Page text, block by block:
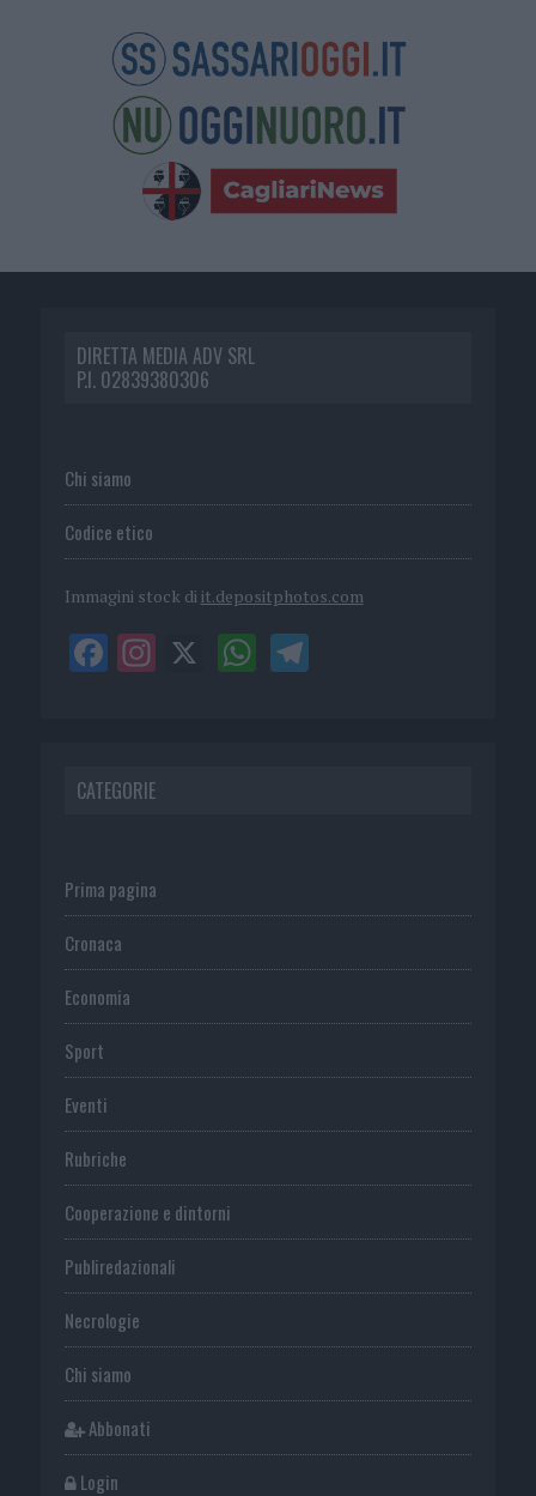
DIRETTA MEDIA ADV SRL
P.I. 02839380306
Chi siamo
Codice etico
Immagini stock di it.depositphotos.com
CATEGORIE
Prima pagina
Cronaca
Economia
Sport
Eventi
Rubriche
Cooperazione e dintorni
Publiredazionali
Necrologie
Chi siamo
Abbonati
Login